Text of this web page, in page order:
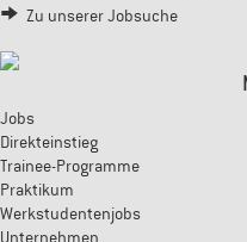
Zu unserer Jobsuche
Jobs
Direkteinstieg
Trainee-Programme
Praktikum
Werkstudentenjobs
Unternehmen